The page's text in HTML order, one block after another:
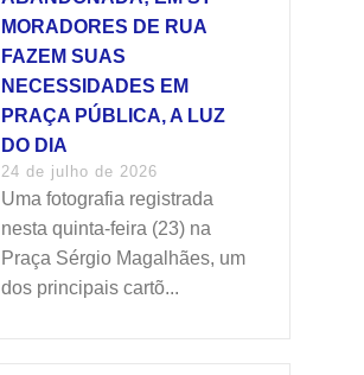
MORADORES DE RUA
FAZEM SUAS
NECESSIDADES EM
PRAÇA PÚBLICA, A LUZ
DO DIA
24 de julho de 2026
Uma fotografia registrada
nesta quinta-feira (23) na
Praça Sérgio Magalhães, um
dos principais cartõ...